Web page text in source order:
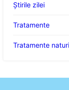
Știrile zilei
Tratamente
Tratamente